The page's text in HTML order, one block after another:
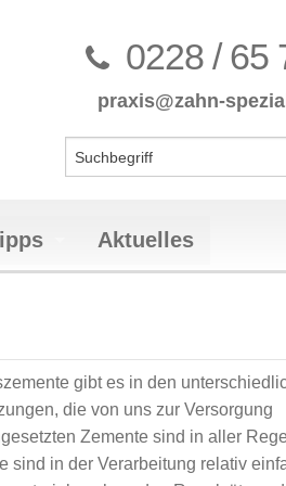
0228 / 65
praxis@zahn-
Dysfunktion (CMD)
Dysfunktion (CMD)
Aktuelles
gibt es in den
die von uns zur Versorgung
Zemente sind in aller
sind in der Verarbeitung relativ